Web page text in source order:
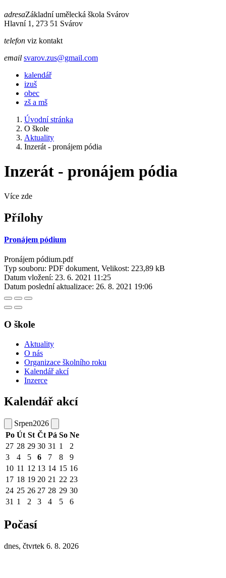
adresaZákladní umělecká škola Svárov
Hlavní 1, 273 51 Svárov
telefon viz kontakt
email svarov.zus@gmail.com
kalendář
izuš
obec
zš a mš
Úvodní stránka
O škole
Aktuality
Inzerát - pronájem pódia
Inzerát - pronájem pódia
Více zde
Přílohy
Pronájem pódium
Pronájem pódium.pdf
Typ souboru: PDF dokument, Velikost: 223,89 kB
Datum vložení: 23. 6. 2021 11:25
Datum poslední aktualizace: 26. 8. 2021 19:06
O škole
Aktuality
O nás
Organizace školního roku
Kalendář akcí
Inzerce
Kalendář akcí
Srpen2026
Po Út St Čt Pá So Ne
27 28 29 30 31 1
2
3
4 5 6 7 8
9
10 11 12 13 14 15 16
17 18 19 20 21 22 23
24 25 26 27 28 29 30
31 1 2 3 4 5 6
Počasí
dnes, čtvrtek 6. 8. 2026